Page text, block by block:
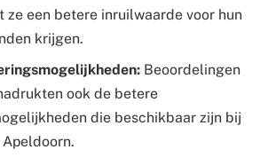
ze een betere inruilwaarde voor hun
krijgen.
Beoordelingen
ook de betere
die beschikbaar zijn bij